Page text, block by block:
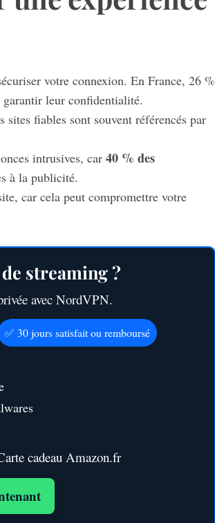
votre connexion. En France, 26 %
leur confidentialité.
sites fiables sont souvent référencés par
intrusives, car 40 % des
à la publicité.
car cela peut compromettre votre
streaming ?
avec NordVPN.
✅ 30 jours satisfait ou remboursé
cadeau Amazon.fr